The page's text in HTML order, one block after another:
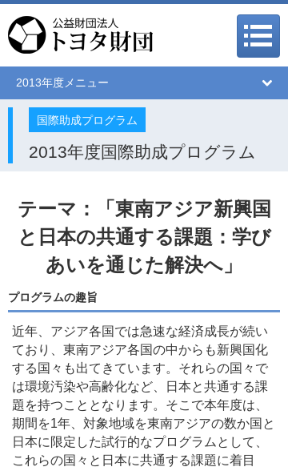
2013年度メニュー
国際助成プログラム
2013年度国際助成プログラム
テーマ：「東南アジア新興国
と日本の共通する課題：学び
あいを通じた解決へ」
プログラムの趣旨
近年、アジア各国では急速な経済成長が続い
ており、東南アジア各国の中からも新興国化
する国々も出てきています。それらの国々で
は環境汚染や高齢化など、日本と共通する課
題を持つこととなります。そこで本年度は、
期間を1年、対象地域を東南アジアの数か国と
日本に限定した試行的なプログラムとして、
これらの国々と日本に共通する課題に着目